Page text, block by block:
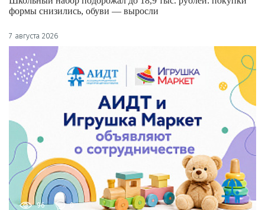
формы снизились, обуви — выросли
7 августа 2026
96 0